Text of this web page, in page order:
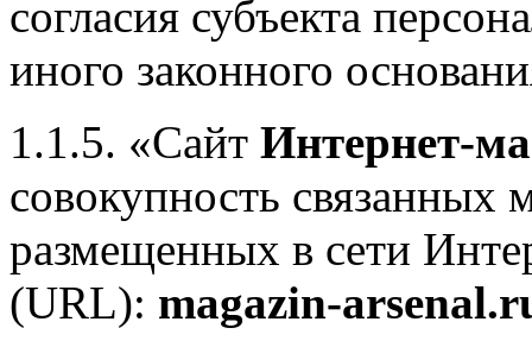
согласия субъекта
иного законного
1.1.5. «Сайт Интернет-
совокупность связанных
размещенных в сети
(URL): magazin-